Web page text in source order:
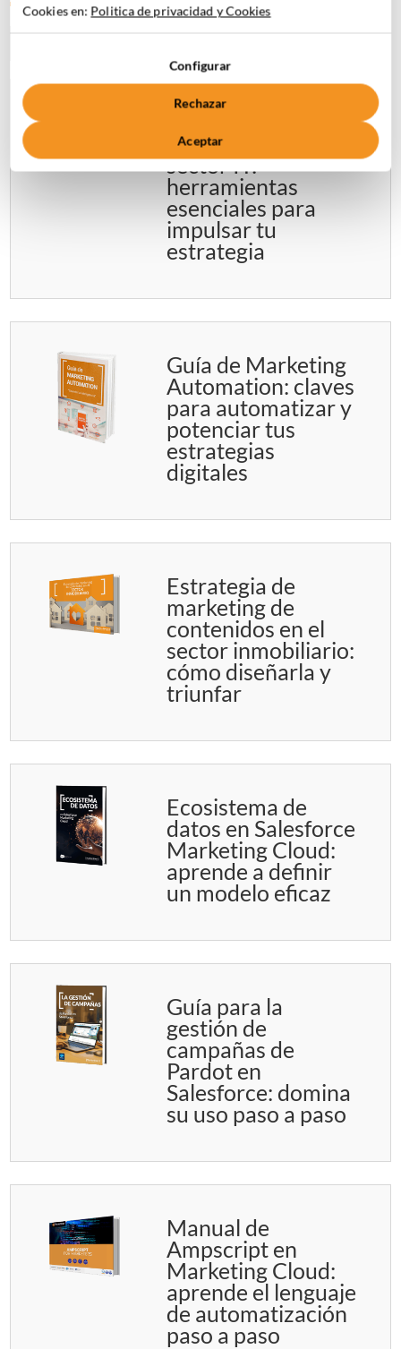
automation en el
sector IT:
herramientas
esenciales para
impulsar tu
estrategia
Guía de Marketing
Automation: claves
para automatizar y
potenciar tus
estrategias
digitales
Estrategia de
marketing de
contenidos en el
sector inmobiliario:
cómo diseñarla y
triunfar
Ecosistema de
datos en Salesforce
Marketing Cloud:
aprende a definir
un modelo eficaz
Guía para la
gestión de
campañas de
Pardot en
Salesforce: domina
su uso paso a paso
Manual de
Ampscript en
Marketing Cloud:
aprende el lenguaje
de automatización
paso a paso
Cookies en: Politica de privacidad y Cookies
Configurar
Rechazar
Aceptar